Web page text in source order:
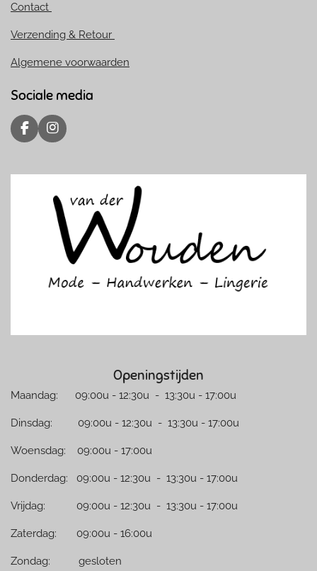
Contact
Verzending & Retour
Algemene voorwaarden
Sociale media
F
a
e
I
n
t
g
r
a
m
Openingstijden
Maandag: 09:00u - 12:30u - 13:30u - 17:00u
Dinsdag: 09:00u - 12:30u - 13:30u - 17:00u
Woensdag: 09:00u - 17:00u
Donderdag: 09:00u - 12:30u - 13:30u - 17:00u
Vrijdag: 09:00u - 12:30u - 13:30u - 17:00u
Zaterdag: 09:00u - 16:00u
Zondag: gesloten